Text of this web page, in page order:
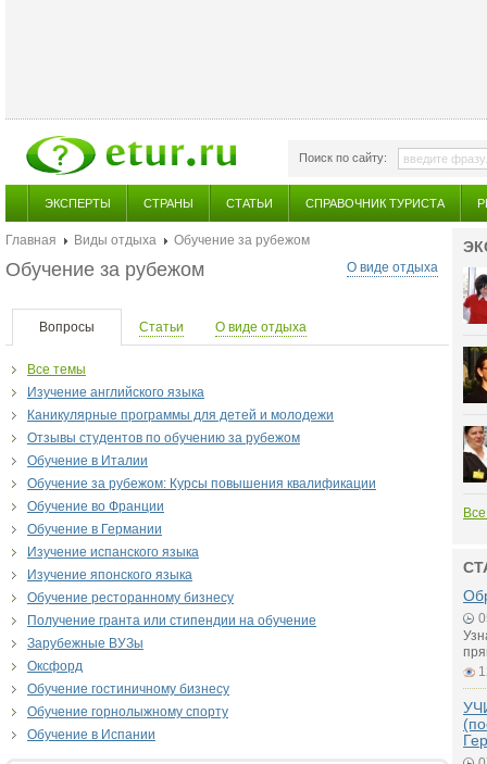
Поиск по сайту:
ЭКСПЕРТЫ СТРАНЫ СТАТЬИ СПРАВОЧНИК ТУРИСТА
Главная Виды отдыха
Обучение за рубежом
О виде отдыха
Обучение за рубежом
Вопросы Статьи О виде отдыха
Все темы
Изучение английского языка
Каникулярные программы для детей и молодежи
Отзывы студентов по обучению за рубежом
Обучение в Италии
Обучение за рубежом: Курсы повышения квалификации
Обучение во Франции
Обучение в Германии
Изучение испанского языка
Изучение японского языка
Обучение ресторанному бизнесу
Получение гранта или стипендии на обучение
Зарубежные ВУЗы
Оксфорд
Обучение гостиничному бизнесу
Обучение горнолыжному спорту
Обучение в Испании